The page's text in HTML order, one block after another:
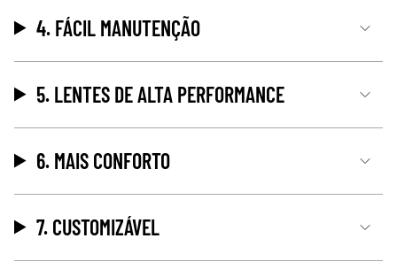
4. FÁCIL MANUTENÇÃO
5. LENTES DE ALTA PERFORMANCE
6. MAIS CONFORTO
7. CUSTOMIZÁVEL